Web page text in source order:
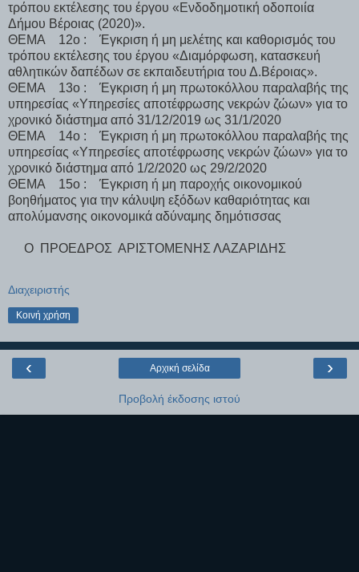
τρόπου εκτέλεσης του έργου «Ενδοδημοτική οδοποιία
Δήμου Βέροιας (2020)».
ΘΕΜΑ 12ο : Έγκριση ή μη μελέτης και καθορισμός του
τρόπου εκτέλεσης του έργου «Διαμόρφωση, κατασκευή
αθλητικών δαπέδων σε εκπαιδευτήρια του Δ.Βέροιας».
ΘΕΜΑ 13ο : Έγκριση ή μη πρωτοκόλλου παραλαβής της
υπηρεσίας «Υπηρεσίες αποτέφρωσης νεκρών ζώων» για το
χρονικό διάστημα από 31/12/2019 ως 31/1/2020
ΘΕΜΑ 14ο : Έγκριση ή μη πρωτοκόλλου παραλαβής της
υπηρεσίας «Υπηρεσίες αποτέφρωσης νεκρών ζώων» για το
χρονικό διάστημα από 1/2/2020 ως 29/2/2020
ΘΕΜΑ 15ο : Έγκριση ή μη παροχής οικονομικού
βοηθήματος για την κάλυψη εξόδων καθαριότητας και
απολύμανσης οικονομικά αδύναμης δημότισσας
Ο ΠΡΟΕΔΡΟΣ ΑΡΙΣΤΟΜΕΝΗΣ ΛΑΖΑΡΙΔΗΣ
Διαχειριστής
Κοινή χρήση
‹ ›
Αρχική σελίδα
Προβολή έκδοσης ιστού